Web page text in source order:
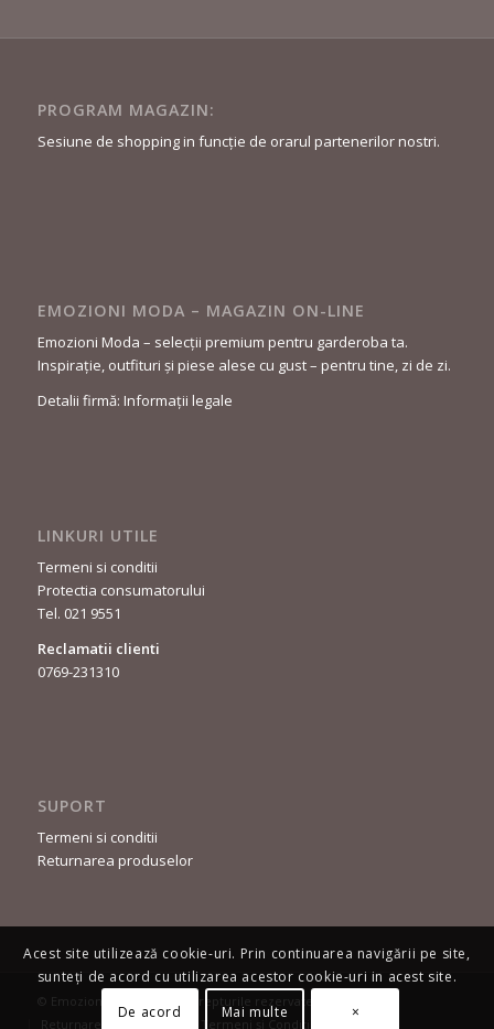
PROGRAM MAGAZIN:
Sesiune de shopping in funcție de orarul partenerilor nostri.
EMOZIONI MODA – MAGAZIN ON-LINE
Emozioni Moda – selecții premium pentru garderoba ta.
Inspirație, outfituri și piese alese cu gust – pentru tine, zi de zi.
Detalii firmă: Informații legale
LINKURI UTILE
Termeni si conditii
Protectia consumatorului
Tel. 021 9551
Reclamatii clienti
0769-231310
SUPORT
Termeni si conditii
Returnarea produselor
© Emozioni Moda - Toate drepturile rezervate.
Returnarea produselor
Termeni și Condiții
Acest site utilizează cookie-uri. Prin continuarea navigării pe site,
sunteți de acord cu utilizarea acestor cookie-uri in acest site.
De acord
Mai multe ×